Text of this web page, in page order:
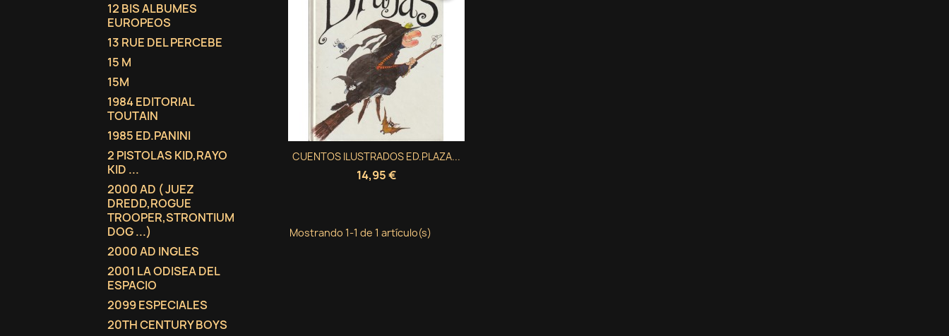
12 BIS ALBUMES
EUROPEOS
13 RUE DEL PERCEBE
15 M
15M
1984 EDITORIAL
TOUTAIN
1985 ED.PANINI
2 PISTOLAS KID,RAYO
KID ...
2000 AD ( JUEZ
DREDD,ROGUE
TROOPER,STRONTIUM
DOG ...)
2000 AD INGLES
2001 LA ODISEA DEL
ESPACIO
2099 ESPECIALES
20TH CENTURY BOYS
CUENTOS ILUSTRADOS ED.PLAZA...
14,95 €
 Vista rápida
Mostrando 1-1 de 1 artículo(s)